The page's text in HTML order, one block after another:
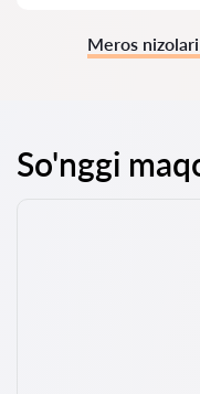
Meros
So'nggi